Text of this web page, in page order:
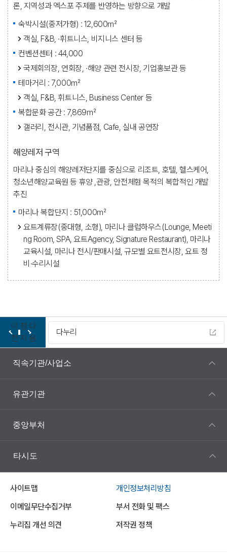
론, 지역성과 엑스포 주제를 반영하는 방향으로 개발
숙박시설(중저가형) : 12,600㎡
객실, F&B, ·휘트니스, 비지니스 센터 등
컨벤션센터 : 44,000
국제회의장, 연회장, ·해양 관련 전시장, 기업홍보관 등
테마거리 : 7,000㎡
객실, F&B, 휘트니스, Business Center 등
복합문화 공간 : 7,869㎡
갤러리, 전시관, 기념품점, Cafe, 실내 공연장
해양레저 구역
마리나 중심의 해양레저단지를 중심으로 리조트, 호텔, 헬스케어,
청소년해양교육원 등 휴양 ,관광, 안전체험 목적의 복합적인 개발
추진
마리나 복합단지 : 51,000㎡
요트계류장(중대형, 소형), 마리나 클럽하우스(Lounge, Meeti
ng Room, SPA, 요트Agency, Signature Restaurant), 마리나
교육시설, 마리나 전시/판매시설, 규모별 요트전시장, 요트 정
비·수리시설
이
전
정
지
다
음
다누리
직속기관/사업소
유관기관
중앙부처
타시도
사이트맵
개인정보처리방침
이메일무단수집거부
부서 전화 및 팩스
누리집 개선 의견
저작권 정책